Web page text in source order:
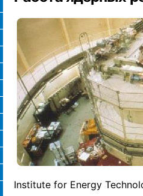
Institute for Energy